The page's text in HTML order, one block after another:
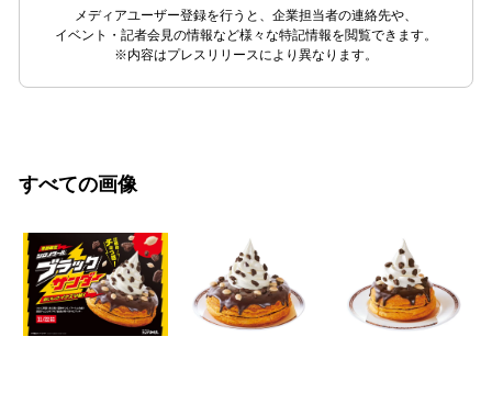
メディアユーザー登録を行うと、企業担当者の連絡先や、
イベント・記者会見の情報など様々な特記情報を閲覧できます。
※内容はプレスリリースにより異なります。
すべての画像